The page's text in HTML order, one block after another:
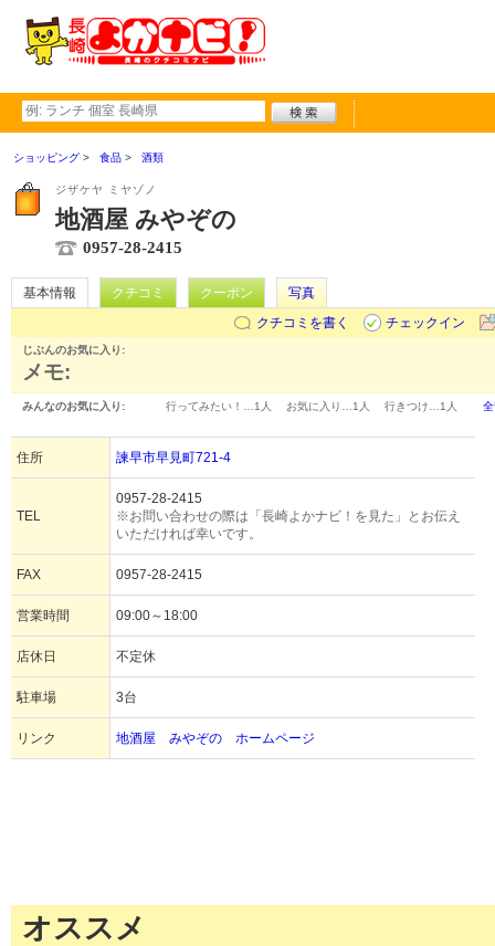
ショッピング 食品 酒類
ジザケヤ ミヤゾノ
地酒屋 みやぞの
0957-28-2415
基本情報 クチコミ クーポン
写真
クチコミを書く
チェックイン
じぶんのお気に入り:
メモ:
みんなのお気に入り: 行ってみたい！… 1人 お気に入り… 1人 行きつけ… 1人
住所 諫早市早見町721-4
TEL
0957-28-2415
※お問い合わせの際は「長崎よかナビ！を見た」とお伝え
いただければ幸いです。
FAX 0957-28-2415
営業時間 09:00～18:00
店休日 不定休
駐車場 3台
リンク 地酒屋 みやぞの ホームページ
オススメ